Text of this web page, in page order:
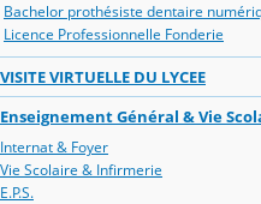
Bachelor prothésiste dentaire
Licence Professionnelle Fonderie
VISITE VIRTUELLE DU LYCEE
Enseignement Général & Vie
Internat & Foyer
Vie Scolaire & Infirmerie
E.P.S.